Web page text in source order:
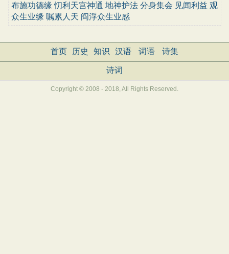
布施功德缘 忉利天宫神通 地神护法 分身集会 见闻利益 观
众生业缘 嘱累人天 阎浮众生业感
首页 历史 知识 汉语 词语 诗集
诗词
Copyright © 2008 - 2018, All Rights Reserved.